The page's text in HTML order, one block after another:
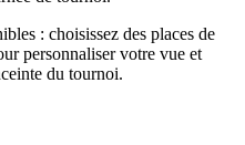
: choisissez des places de
personnaliser votre vue et
du tournoi.